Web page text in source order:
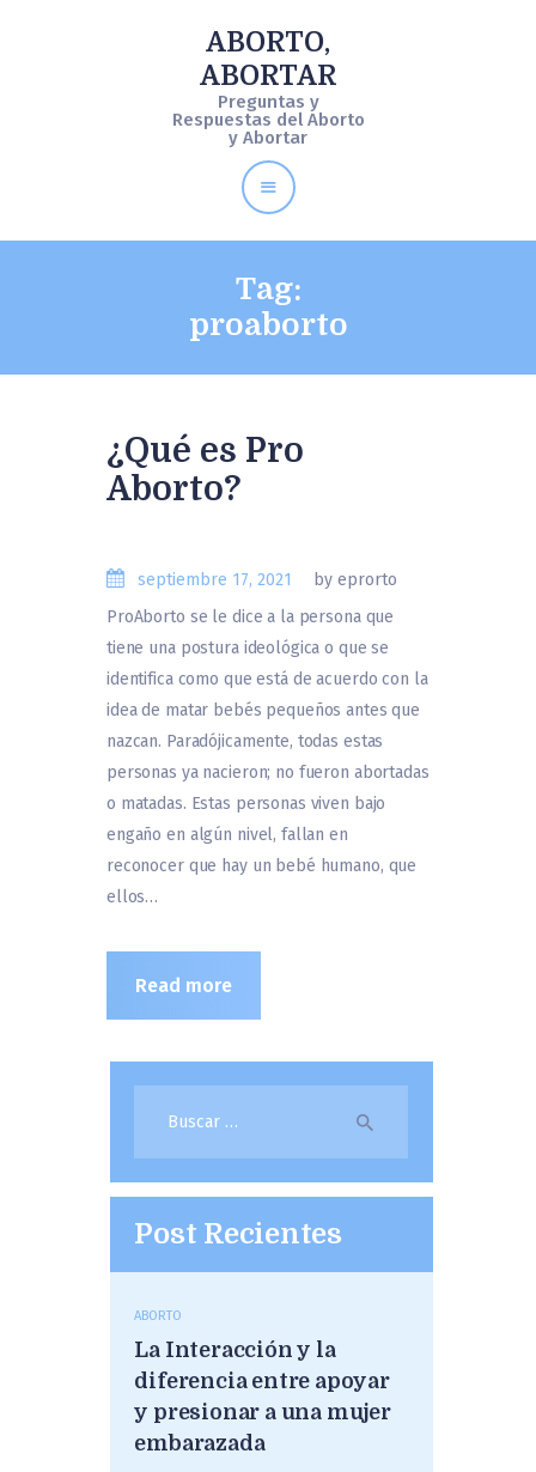
ABORTO,
ABORTAR
Preguntas y
Respuestas del Aborto
y Abortar
Tag:
proaborto
ABORTO, ABORTAR
Preguntas y Respuestas del Aborto y Abortar
Qué es Aborto
Aborto Legal
Como Aborto
Preguntas y Respuestas
¿Qué es Pro
Aborto?
septiembre 17, 2021
by eprorto
ProAborto se le dice a la persona que
tiene una postura ideológica o que se
identifica como que está de acuerdo con la
idea de matar bebés pequeños antes que
nazcan. Paradójicamente, todas estas
personas ya nacieron; no fueron abortadas
o matadas. Estas personas viven bajo
engaño en algún nivel, fallan en
reconocer que hay un bebé humano, que
ellos…
Read more
Post Recientes
ABORTO
La Interacción y la
diferencia entre apoyar
y presionar a una mujer
embarazada